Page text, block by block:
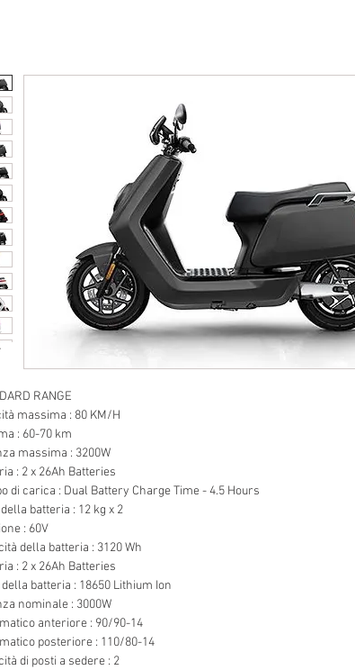
RANGE
massima : 80 KM/H
: 60-70 km
massima : 3200W
: 2 x 26Ah Batteries
di carica : Dual Battery Charge Time - 4.5 Hours
batteria : 12 kg x 2
: 60V
della batteria : 3120 Wh
: 2 x 26Ah Batteries
batteria : 18650 Lithium Ion
nominale : 3000W
anteriore : 90/90-14
posteriore : 110/80-14
di posti a sedere : 2